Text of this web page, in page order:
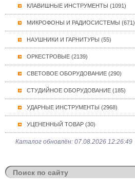
КЛАВИШНЫЕ ИНСТРУМЕНТЫ (1091)
МИКРОФОНЫ И РАДИОСИСТЕМЫ (671)
НАУШНИКИ И ГАРНИТУРЫ (55)
ОРКЕСТРОВЫЕ (2139)
СВЕТОВОЕ ОБОРУДОВАНИЕ (290)
СТУДИЙНОЕ ОБОРУДОВАНИЕ (185)
УДАРНЫЕ ИНСТРУМЕНТЫ (2968)
УЦЕНЕННЫЙ ТОВАР (30)
Каталог обновлён: 07.08.2026 12:26:49